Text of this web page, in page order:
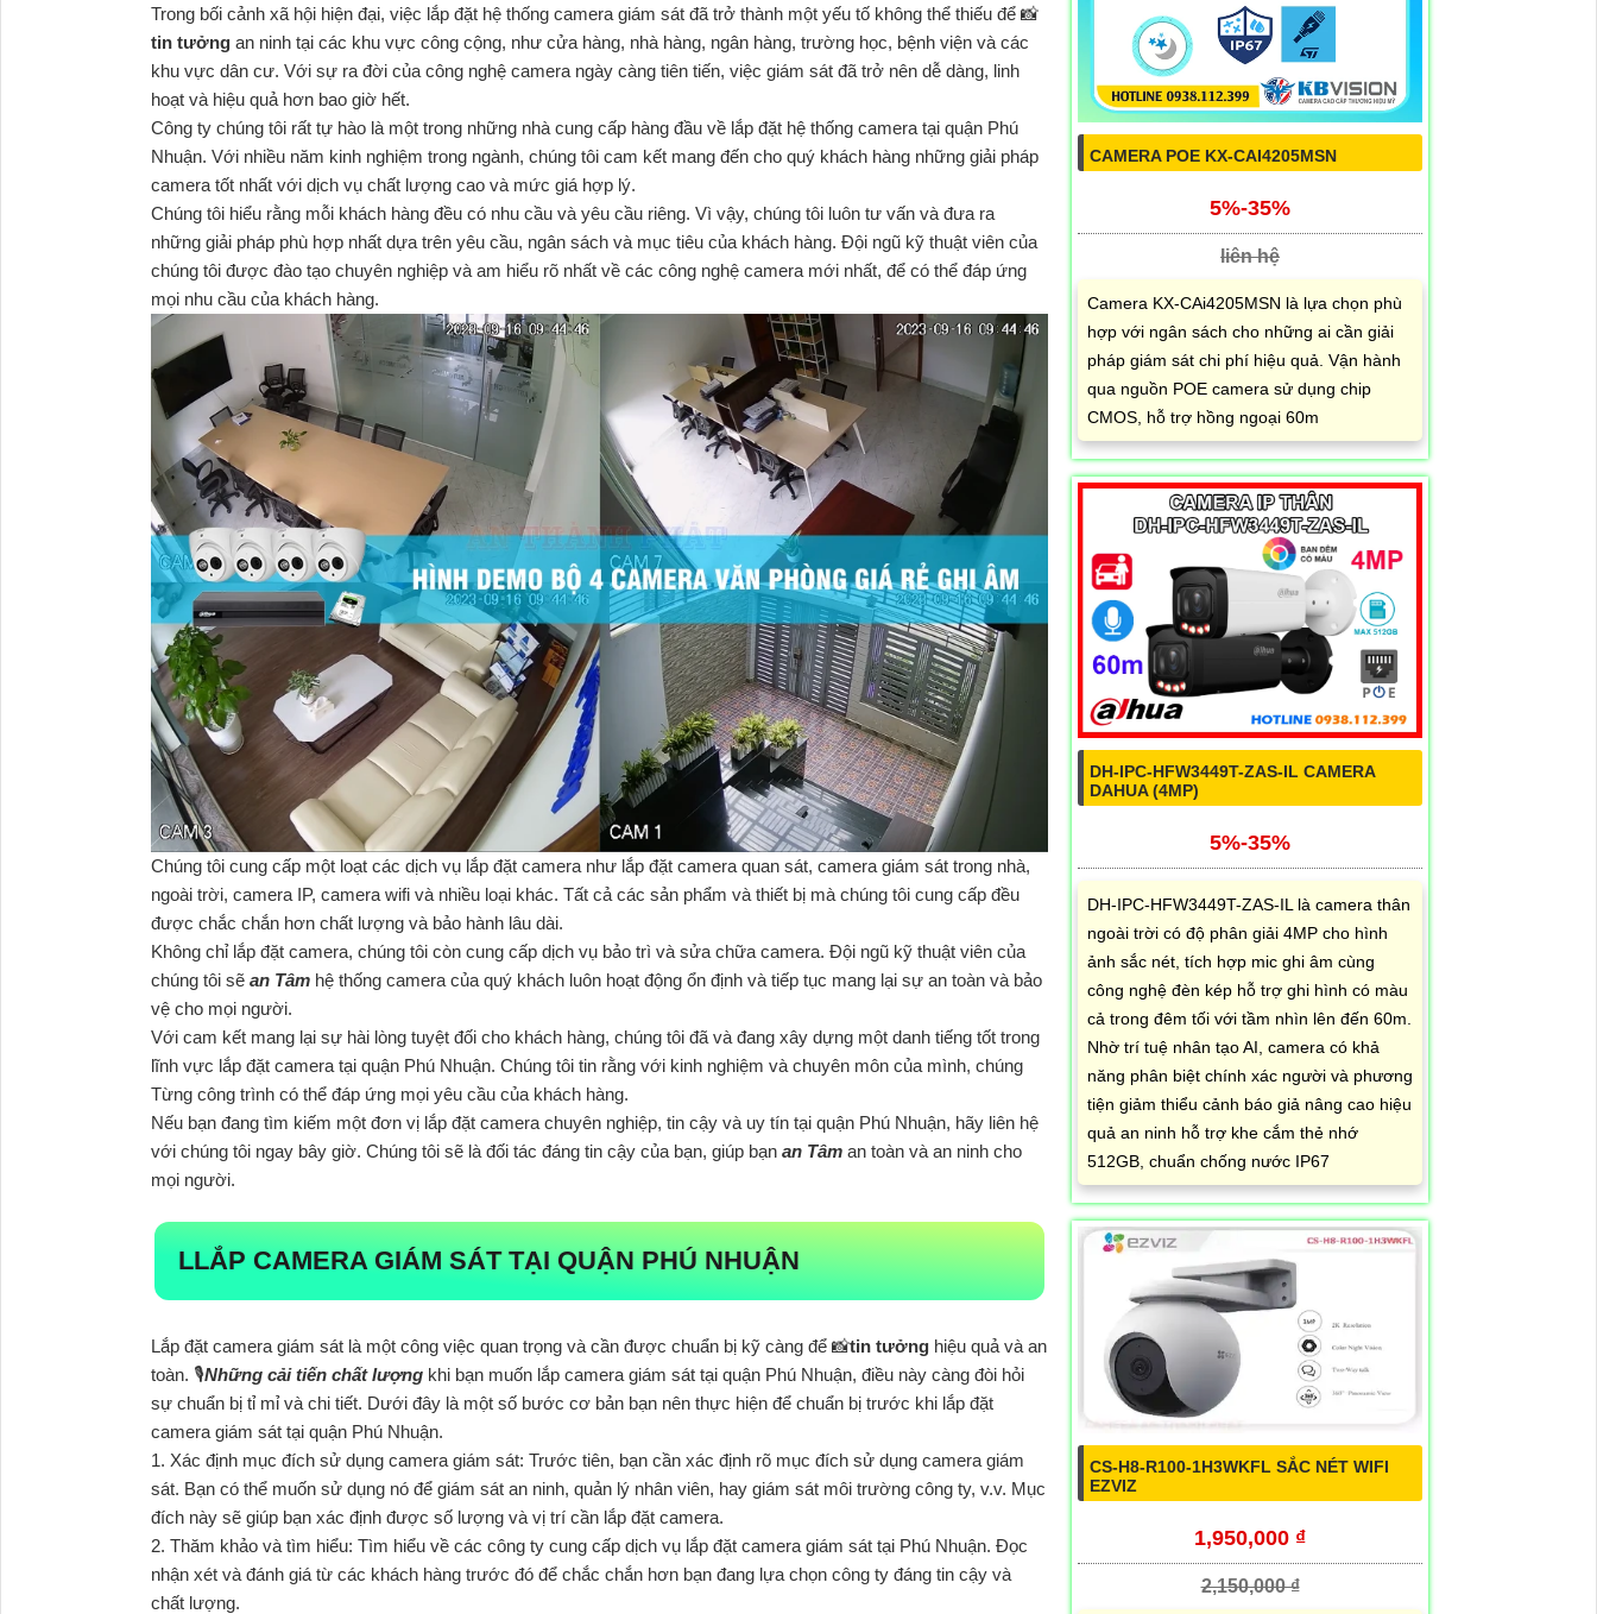
Trong bối cảnh xã hội hiện đại, việc lắp đặt hệ thống camera giám sát đã trở thành một yếu tố không thể thiếu để 📸
tin tưởng an ninh tại các khu vực công cộng, như cửa hàng, nhà hàng, ngân hàng, trường học, bệnh viện và các
khu vực dân cư. Với sự ra đời của công nghệ camera ngày càng tiên tiến, việc giám sát đã trở nên dễ dàng, linh
hoạt và hiệu quả hơn bao giờ hết.
Công ty chúng tôi rất tự hào là một trong những nhà cung cấp hàng đầu về lắp đặt hệ thống camera tại quận Phú
Nhuận. Với nhiều năm kinh nghiệm trong ngành, chúng tôi cam kết mang đến cho quý khách hàng những giải pháp
camera tốt nhất với dịch vụ chất lượng cao và mức giá hợp lý.
Chúng tôi hiểu rằng mỗi khách hàng đều có nhu cầu và yêu cầu riêng. Vì vậy, chúng tôi luôn tư vấn và đưa ra
những giải pháp phù hợp nhất dựa trên yêu cầu, ngân sách và mục tiêu của khách hàng. Đội ngũ kỹ thuật viên của
chúng tôi được đào tạo chuyên nghiệp và am hiểu rõ nhất về các công nghệ camera mới nhất, để có thể đáp ứng
mọi nhu cầu của khách hàng.
Chúng tôi cung cấp một loạt các dịch vụ lắp đặt camera như lắp đặt camera quan sát, camera giám sát trong nhà,
ngoài trời, camera IP, camera wifi và nhiều loại khác. Tất cả các sản phẩm và thiết bị mà chúng tôi cung cấp đều
được chắc chắn hơn chất lượng và bảo hành lâu dài.
Không chỉ lắp đặt camera, chúng tôi còn cung cấp dịch vụ bảo trì và sửa chữa camera. Đội ngũ kỹ thuật viên của
chúng tôi sẽ an Tâm hệ thống camera của quý khách luôn hoạt động ổn định và tiếp tục mang lại sự an toàn và bảo
vệ cho mọi người.
Với cam kết mang lại sự hài lòng tuyệt đối cho khách hàng, chúng tôi đã và đang xây dựng một danh tiếng tốt trong
lĩnh vực lắp đặt camera tại quận Phú Nhuận. Chúng tôi tin rằng với kinh nghiệm và chuyên môn của mình, chúng
Từng công trình có thể đáp ứng mọi yêu cầu của khách hàng.
Nếu bạn đang tìm kiếm một đơn vị lắp đặt camera chuyên nghiệp, tin cậy và uy tín tại quận Phú Nhuận, hãy liên hệ
với chúng tôi ngay bây giờ. Chúng tôi sẽ là đối tác đáng tin cậy của bạn, giúp bạn an Tâm an toàn và an ninh cho
mọi người.
LLẮP CAMERA GIÁM SÁT TẠI QUẬN PHÚ NHUẬN
Lắp đặt camera giám sát là một công việc quan trọng và cần được chuẩn bị kỹ càng để 📸tin tưởng hiệu quả và an
toàn. 🎙Những cải tiến chất lượng khi bạn muốn lắp camera giám sát tại quận Phú Nhuận, điều này càng đòi hỏi
sự chuẩn bị tỉ mỉ và chi tiết. Dưới đây là một số bước cơ bản bạn nên thực hiện để chuẩn bị trước khi lắp đặt
camera giám sát tại quận Phú Nhuận.
1. Xác định mục đích sử dụng camera giám sát: Trước tiên, bạn cần xác định rõ mục đích sử dụng camera giám
sát. Bạn có thể muốn sử dụng nó để giám sát an ninh, quản lý nhân viên, hay giám sát môi trường công ty, v.v. Mục
đích này sẽ giúp bạn xác định được số lượng và vị trí cần lắp đặt camera.
2. Thăm khảo và tìm hiểu: Tìm hiểu về các công ty cung cấp dịch vụ lắp đặt camera giám sát tại Phú Nhuận. Đọc
nhận xét và đánh giá từ các khách hàng trước đó để chắc chắn hơn bạn đang lựa chọn công ty đáng tin cậy và
chất lượng.
CAMERA POE KX-CAI4205MSN
5%-35%
liên hệ
Camera KX-CAi4205MSN là lựa chọn phù
hợp với ngân sách cho những ai cần giải
pháp giám sát chi phí hiệu quả. Vận hành
qua nguồn POE camera sử dụng chip
CMOS, hỗ trợ hồng ngoại 60m
DH-IPC-HFW3449T-ZAS-IL CAMERA
DAHUA (4MP)
5%-35%
DH-IPC-HFW3449T-ZAS-IL là camera thân
ngoài trời có độ phân giải 4MP cho hình
ảnh sắc nét, tích hợp mic ghi âm cùng
công nghệ đèn kép hỗ trợ ghi hình có màu
cả trong đêm tối với tầm nhìn lên đến 60m.
Nhờ trí tuệ nhân tạo AI, camera có khả
năng phân biệt chính xác người và phương
tiện giảm thiểu cảnh báo giả nâng cao hiệu
quả an ninh hỗ trợ khe cắm thẻ nhớ
512GB, chuẩn chống nước IP67
CS-H8-R100-1H3WKFL SẮC NÉT WIFI
EZVIZ
1,950,000 ₫
2,150,000 ₫